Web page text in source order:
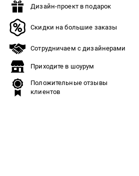
Дизайн-проект в подарок
Скидки на большие заказы
Сотрудничаем с дизайнерами
Приходите в шоурум
Положительные отзывы
клиентов